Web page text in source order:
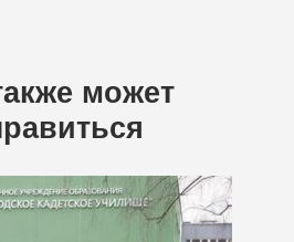
может